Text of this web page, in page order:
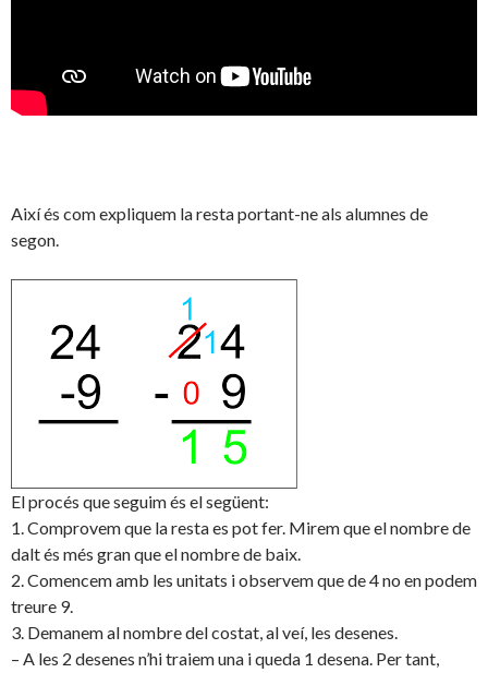
Així és com expliquem la resta portant-ne als alumnes de
segon.
El procés que seguim és el següent:
1. Comprovem que la resta es pot fer. Mirem que el nombre de
dalt és més gran que el nombre de baix.
2. Comencem amb les unitats i observem que de 4 no en podem
treure 9.
3. Demanem al nombre del costat, al veí, les desenes.
– A les 2 desenes n’hi traiem una i queda 1 desena. Per tant,